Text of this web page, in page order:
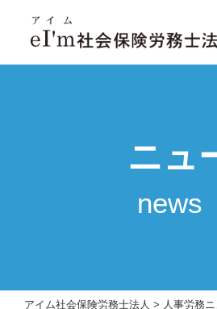
ニュ
news
アイム社会保険労務士法人 > 人事労務